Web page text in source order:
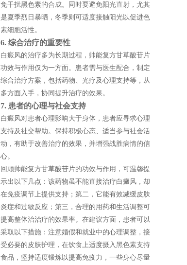
免干扰黑色素的合成。同时要避免阳光直射，尤其
是夏季烈日暴晒，冬季则可适度接触阳光以促进色
素细胞活性。
6. 综合治疗的重要性
白癜风的治疗多为长期过程，帅能复方甘草酸苷片
功效与作用仅为一方面。患者需与医生配合，制定
综合治疗方案，包括药物、光疗及心理支持等，从
多方面入手，协同提升治疗的效果。
7. 患者的心理与社会支持
白癜风对患者心理影响大于身体，患者应寻求心理
支持及社交帮助。保持积极心态、适当参与社会活
动，有助于改善治疗的效果，并增强战胜病情的信
心。
回顾帅能复方甘草酸苷片的功效与作用，可温馨提
示出以下几点：该药物虽不能直接治疗白癜风，却
在免疫调节上提供支持；第二，它能有效减缓皮肤
炎症和过敏反应；第三，合理的用药和生活调整可
提高整体治治疗的效果率。在建议方面，患者可以
采取以下措施：注意婚假和就业中的心理调整，接
受必要的皮肤护理，在饮食上适度摄入黑色素支持
食品，坚持适度锻炼以提高免疫力，一些身心尽量